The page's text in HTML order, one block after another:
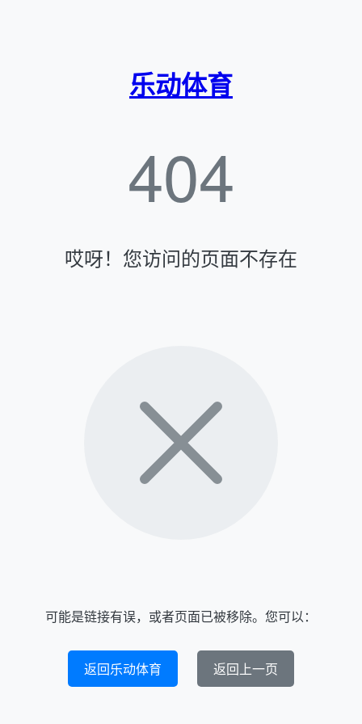
乐动体育
404
哎呀！您访问的页面不存在
可能是链接有误，或者页面已被移除。您可以：
返回乐动体育 返回上一页